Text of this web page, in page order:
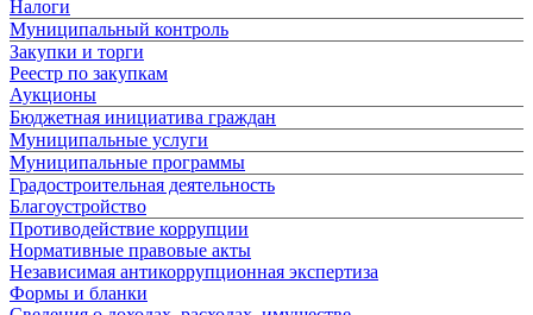
Налоги
Муниципальный контроль
Закупки и торги
Реестр по закупкам
Аукционы
Бюджетная инициатива граждан
Муниципальные услуги
Муниципальные программы
Градостроительная деятельность
Благоустройство
Противодействие коррупции
Нормативные правовые акты
Независимая антикоррупционная экспертиза
Формы и бланки